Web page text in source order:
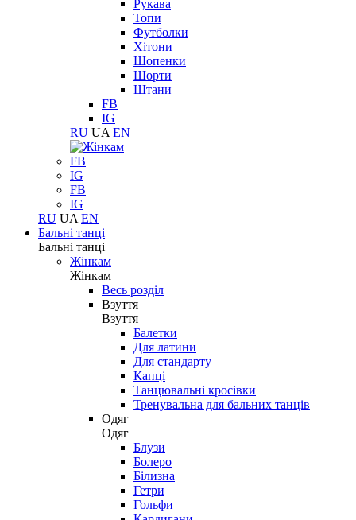
Рукава
Топи
Футболки
Хітони
Шопенки
Шорти
Штани
FB
IG
RU UA EN
FB
IG
FB
IG
RU UA EN
Бальні танці
Бальні танці
Жінкам
Жінкам
Весь розділ
Взуття
Взуття
Балетки
Для латини
Для стандарту
Капці
Танцювальні кросівки
Тренувальна для бальних танців
Одяг
Одяг
Блузи
Болеро
Білизна
Гетри
Гольфи